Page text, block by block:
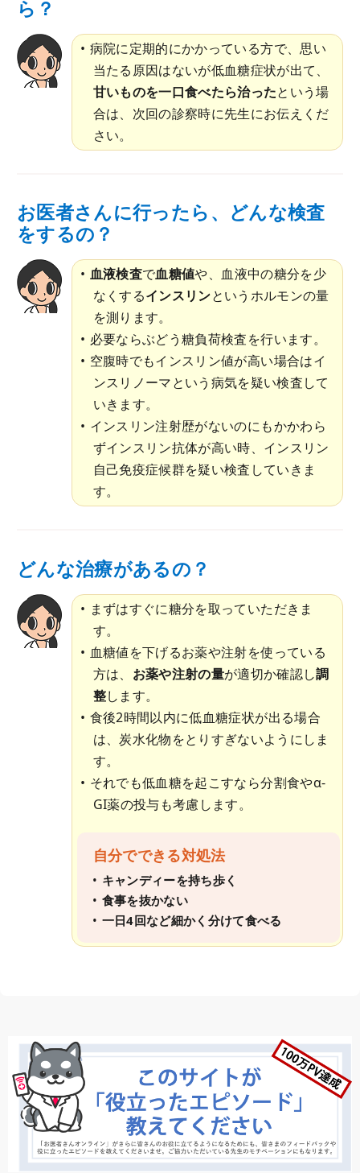
ら？
病院に定期的にかかっている方で、思い
当たる原因はないが低血糖症状が出て、
甘いものを一口食べたら治ったという場
合は、次回の診察時に先生にお伝えくだ
さい。
お医者さんに行ったら、どんな検査
をするの？
血液検査で血糖値や、血液中の糖分を少
なくするインスリンというホルモンの量
を測ります。
必要ならぶどう糖負荷検査を行います。
空腹時でもインスリン値が高い場合はイ
ンスリノーマという病気を疑い検査して
いきます。
インスリン注射歴がないのにもかかわら
ずインスリン抗体が高い時、インスリン
自己免疫症候群を疑い検査していきま
す。
どんな治療があるの？
まずはすぐに糖分を取っていただきま
す。
血糖値を下げるお薬や注射を使っている
方は、 お薬や注射の量が適切か確認し調
整します。
食後2時間以内に低血糖症状が出る場合
は、炭水化物をとりすぎないようにしま
す。
それでも低血糖を起こすなら分割食やα-
GI薬の投与も考慮します。
自分でできる対処法
キャンディーを持ち歩く
食事を抜かない
一日4回など細かく分けて食べる